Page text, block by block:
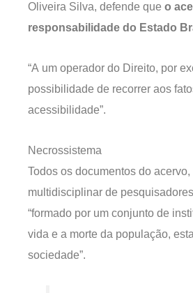
Oliveira Silva, defende que o
responsabilidade do Estado
“A um operador do Direito, por
possibilidade de recorrer aos
acessibilidade”.
Necrossistema
Todos os documentos do
multidisciplinar de
“formado por um conjunto de
vida e a morte da população,
sociedade”.